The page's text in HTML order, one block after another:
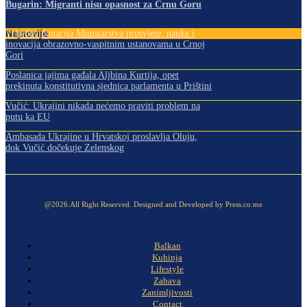
Bugarin: Migranti nisu opasnost za Crnu Goru
Najnovije
Vrijedna donacija Ministarstva prosvjete, nauke i
inovacija obrazovno-vaspitnim ustanovama u Crnoj
Gori
Poslanica jajima gađala Aljbina Kurtija, opet
prekinuta konstitutivna sjednica parlamenta u Prištini
Vučić: Ukrajini nikada nećemo praviti problem na
putu ka EU
Ambasada Ukrajine u Hrvatskoj proslavlja Oluju,
dok Vučić dočekuje Zelenskog
@2026.All Right Reserved. Designed and Developed by Press.co.me
Balkan
Kuhinja
Lifestyle
Zabava
Zanimljivosti
Contact